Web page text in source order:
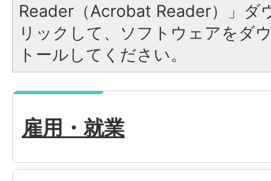
Reader（Acrobat Reader）」ダ
リックして、ソフトウェアをダ
トールしてください。
雇用・就業